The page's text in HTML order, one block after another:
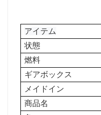
アイテム
状態
燃料
ギアボックス
メイドイン
商品名